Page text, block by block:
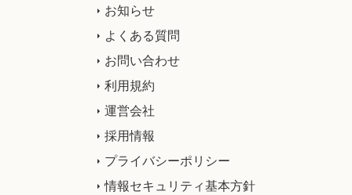
お知らせ
よくある質問
お問い合わせ
利用規約
運営会社
採用情報
プライバシーポリシー
情報セキュリティ基本方針